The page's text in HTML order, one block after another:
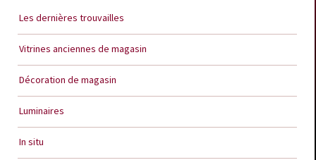
Les dernières trouvailles
Vitrines anciennes de magasin
Décoration de magasin
Luminaires
In situ